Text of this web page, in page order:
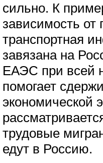
сильно. К
зависимость от
транспортная
завязана на
ЕАЭС при всей
помогает
экономической
трудовые
едут в Россию.